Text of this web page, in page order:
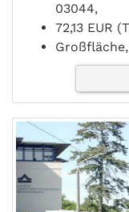
03044,
72,13 EUR